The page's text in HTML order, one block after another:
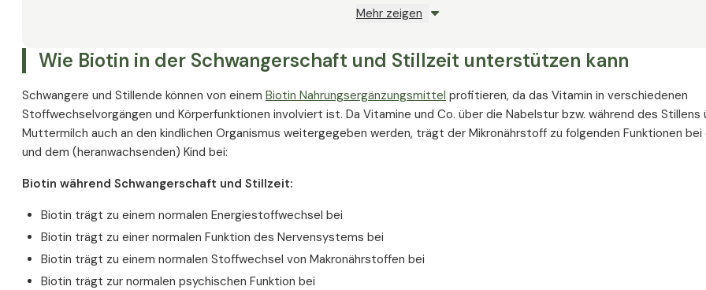
Ist die Einnahme von Biotin während der Schwangerschaft und Stillzeit sicher?
Mehr zeigen
Wie Biotin in der Schwangerschaft und Stillzeit unterstützen kann
Schwangere und Stillende können von einem Biotin Nahrungsergänzungsmittel profitieren, da das Vitamin in verschiedenen
Stoffwechselvorgängen und Körperfunktionen involviert ist. Da Vitamine und Co. über die Nabelstur bzw. während des Stillens
Muttermilch auch an den kindlichen Organismus weitergegeben werden, trägt der Mikronährstoff zu folgenden Funktionen
und dem (heranwachsenden) Kind bei:
Biotin während Schwangerschaft und Stillzeit:
Biotin trägt zu einem normalen Energiestoffwechsel bei
Biotin trägt zu einer normalen Funktion des Nervensystems bei
Biotin trägt zu einem normalen Stoffwechsel von Makronährstoffen bei
Biotin trägt zur normalen psychischen Funktion bei